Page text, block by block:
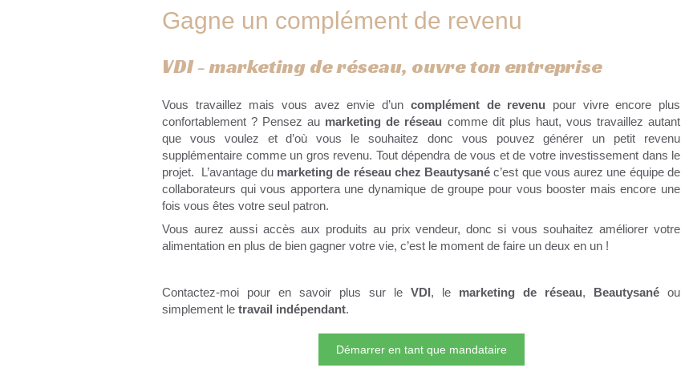
Gagne un complément de revenu
VDI - marketing de réseau, ouvre ton entreprise
Vous travaillez mais vous avez envie d’un complément de revenu pour vivre encore plus
confortablement ? Pensez au marketing de réseau comme dit plus haut, vous travaillez autant
que vous voulez et d’où vous le souhaitez donc vous pouvez générer un petit revenu
supplémentaire comme un gros revenu. Tout dépendra de vous et de votre investissement dans le
projet. L’avantage du marketing de réseau chez Beautysanéc’est que vous aurez une équipe de
collaborateurs qui vous apportera une dynamique de groupe pour vous booster mais encore une
fois vous êtes votre seul patron.
Vous aurez aussi accès aux produits au prix vendeur, donc si vous souhaitez améliorer votre
alimentation en plus de bien gagner votre vie, c’est le moment de faire un deux en un !
Contactez-moi pour en savoir plus sur le VDI, le marketing de réseau, Beautysané ou
simplement le travail indépendant.
Démarrer en tant que mandataire